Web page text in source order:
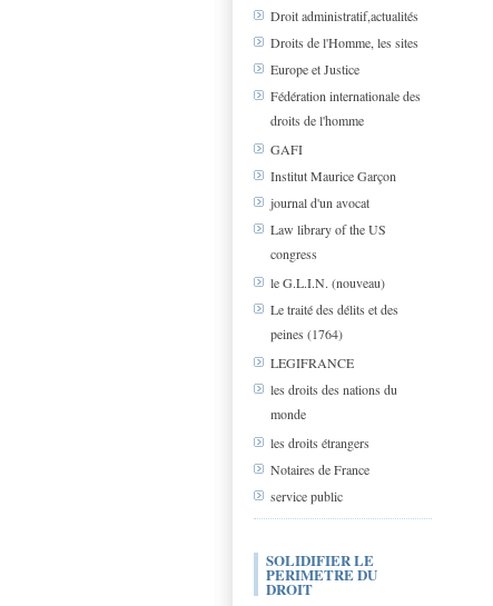
Droit administratif,actualités
Droits de l'Homme, les sites
Europe et Justice
Fédération internationale des
droits de l'homme
GAFI
Institut Maurice Garçon
journal d'un avocat
Law library of the US
congress
le G.L.I.N. (nouveau)
Le traité des délits et des
peines (1764)
LEGIFRANCE
les droits des nations du
monde
les droits étrangers
Notaires de France
service public
SOLIDIFIER LE
PERIMETRE DU
DROIT